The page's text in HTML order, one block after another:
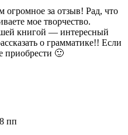
за отзыв! Рад, что
мое творчество.
книгой — интересный
о грамматике!! Если
приобрести 🙂
пп